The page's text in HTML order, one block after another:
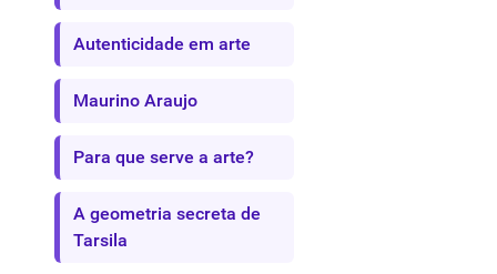
Autenticidade em arte
Maurino Araujo
Para que serve a arte?
A geometria secreta de
Tarsila